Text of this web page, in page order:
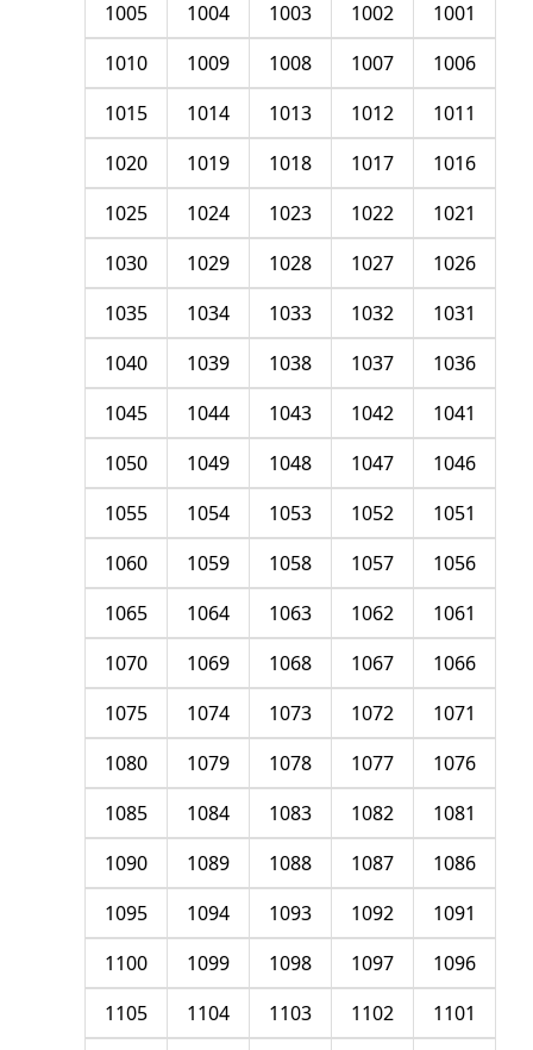
1001
1002
1003
1004
1005
1006
1007
1008
1009
1010
1011
1012
1013
1014
1015
1016
1017
1018
1019
1020
1021
1022
1023
1024
1025
1026
1027
1028
1029
1030
1031
1032
1033
1034
1035
1036
1037
1038
1039
1040
1041
1042
1043
1044
1045
1046
1047
1048
1049
1050
1051
1052
1053
1054
1055
1056
1057
1058
1059
1060
1061
1062
1063
1064
1065
1066
1067
1068
1069
1070
1071
1072
1073
1074
1075
1076
1077
1078
1079
1080
1081
1082
1083
1084
1085
1086
1087
1088
1089
1090
1091
1092
1093
1094
1095
1096
1097
1098
1099
1100
1101
1102
1103
1104
1105